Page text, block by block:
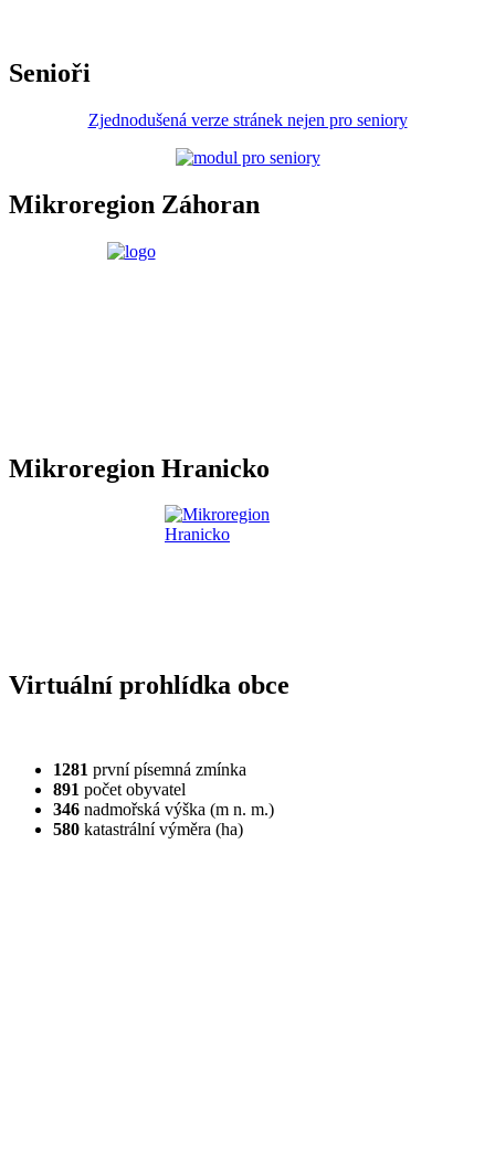
Senioři
Zjednodušená verze stránek nejen pro seniory
Mikroregion Záhoran
Mikroregion Hranicko
Virtuální prohlídka obce
1281 první písemná zmínka
891 počet obyvatel
346 nadmořská výška (m n. m.)
580 katastrální výměra (ha)